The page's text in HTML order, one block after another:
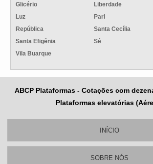
Glicério
Liberdade
Luz
Pari
República
Santa Cecília
Santa Efigênia
Sé
Vila Buarque
ABCP Plataformas - Cotações com
Plataformas elevatórias
INÍCIO
SOBRE NÓS